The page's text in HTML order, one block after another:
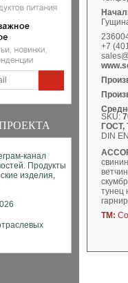
+7
SKU:
ГОСТ,
DIN
тунец
ТМ: